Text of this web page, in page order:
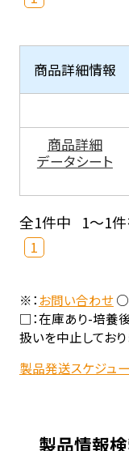
商品詳細情報
商品詳細
データシート
全1件中 1～1
1
※：お問い合わせ○
□：在庫あり-培養
扱いを中止しており
製品発送スケジュ
製品情報